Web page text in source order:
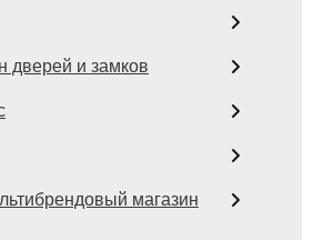
дверей и замков
магазин